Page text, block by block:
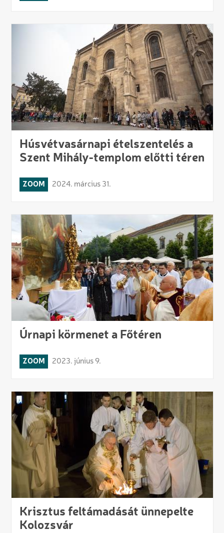
Húsvétvasárnapi ételszentelés a
Szent Mihály-templom előtti téren
ZOOM 2024. március 31.
Úrnapi körmenet a Főtéren
ZOOM 2023. június 9.
Krisztus feltámadását ünnepelte
Kolozsvár